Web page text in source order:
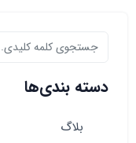
دسته بندی‌ها
بلاگ